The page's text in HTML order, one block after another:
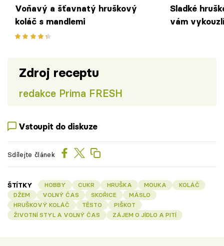
Voňavý a šťavnatý hruškový
koláč s mandlemi
Sladké
vám
Zdroj receptu
redakce Prima FRESH
Vstoupit do diskuze
Sdílejte článek
ŠTÍTKY HOBBY CUKR HRUŠKA MOUKA
KOLÁČ
DŽEM
VOLNÝ ČAS SKOŘICE
MÁSLO
HRUŠKOVÝ KOLÁČ
TĚSTO
PIŠKOT
ŽIVOTNÍ STYL A VOLNÝ ČAS
ZÁJEM O JÍDLO A PITÍ